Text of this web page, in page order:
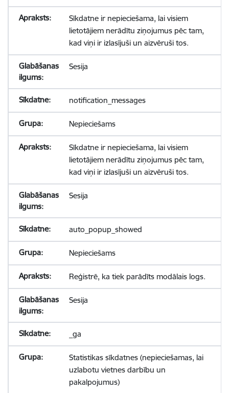
Sīkdatne ir nepieciešama, lai visiem
lietotājiem nerādītu ziņojumus pēc tam,
kad viņi ir izlasījuši un aizvēruši tos.
Sesija
notification_messages
Nepieciešams
Sīkdatne ir nepieciešama, lai visiem
lietotājiem nerādītu ziņojumus pēc tam,
kad viņi ir izlasījuši un aizvēruši tos.
Sesija
auto_popup_showed
Nepieciešams
Reģistrē, ka tiek parādīts modālais logs.
Sesija
_ga
Statistikas sīkdatnes (nepieciešamas, lai
uzlabotu vietnes darbību un
pakalpojumus)